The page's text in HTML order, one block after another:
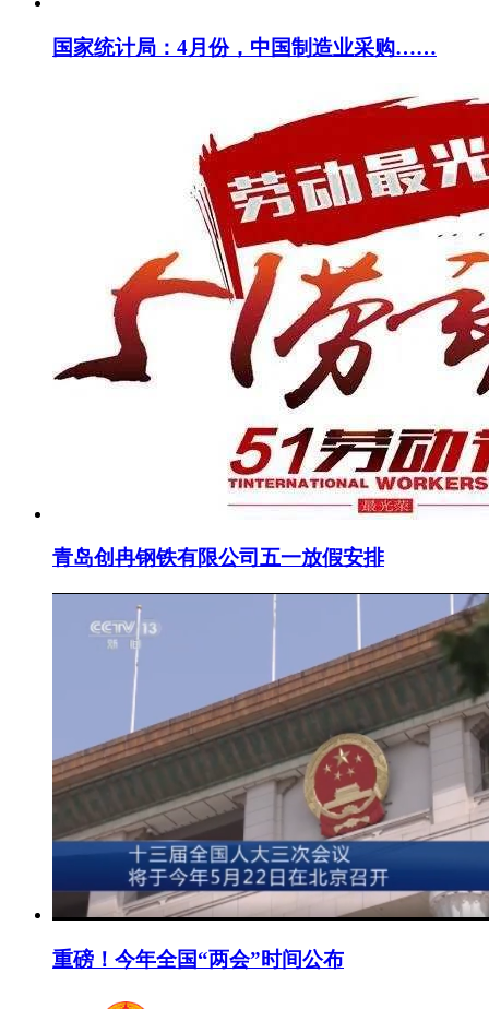
国家统计局：4月份，中国制造业采购……
青岛创冉钢铁有限公司五一放假安排
重磅！今年全国“两会”时间公布